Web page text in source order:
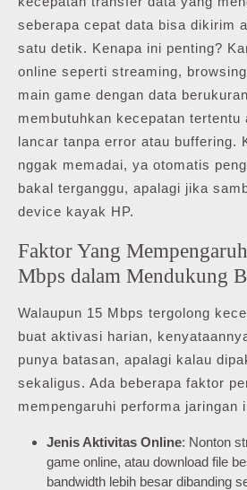
seberapa cepat data bisa dikirim
satu detik. Kenapa ini penting?
online seperti streaming,
main game dengan data
membutuhkan kecepatan tertentu
lancar tanpa error atau buffering.
nggak memadai, ya otomatis
bakal terganggu, apalagi jika
device kayak HP.
Faktor Yang
Mbps dalam Mendukung
Walaupun 15 Mbps tergolong
buat aktivasi harian,
punya batasan, apalagi kalau
sekaligus. Ada beberapa faktor
mempengaruhi performa jaringan
Jenis Aktivitas Online: Nonton
game online, atau download file
bandwidth lebih besar dibanding